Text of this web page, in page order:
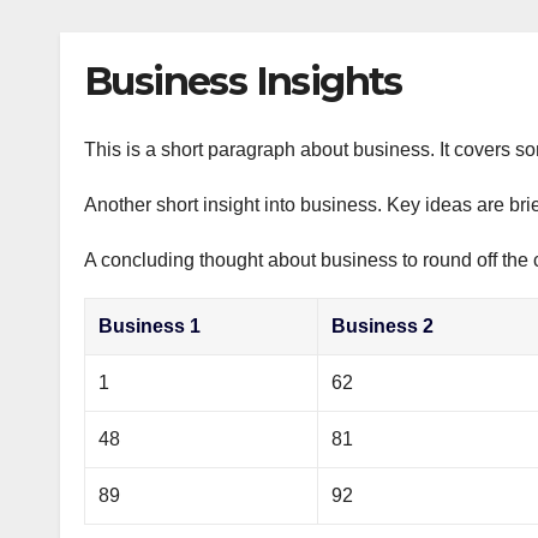
Business Insights
This is a short paragraph about business. It covers
Another short insight into business. Key ideas are
A concluding thought about business to round off the
Business 1 Business 2
1 62
48 81
89 92